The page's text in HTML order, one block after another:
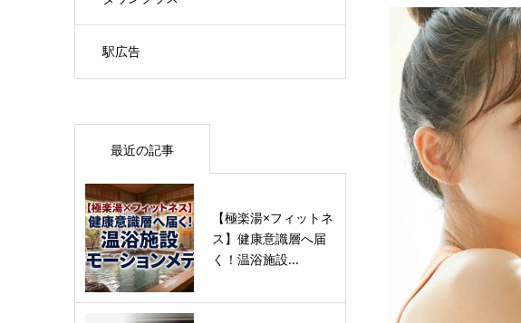
駅広告
最近の記事
【極楽湯×フィットネ
ス】健康意識層へ届
く！温浴施設...